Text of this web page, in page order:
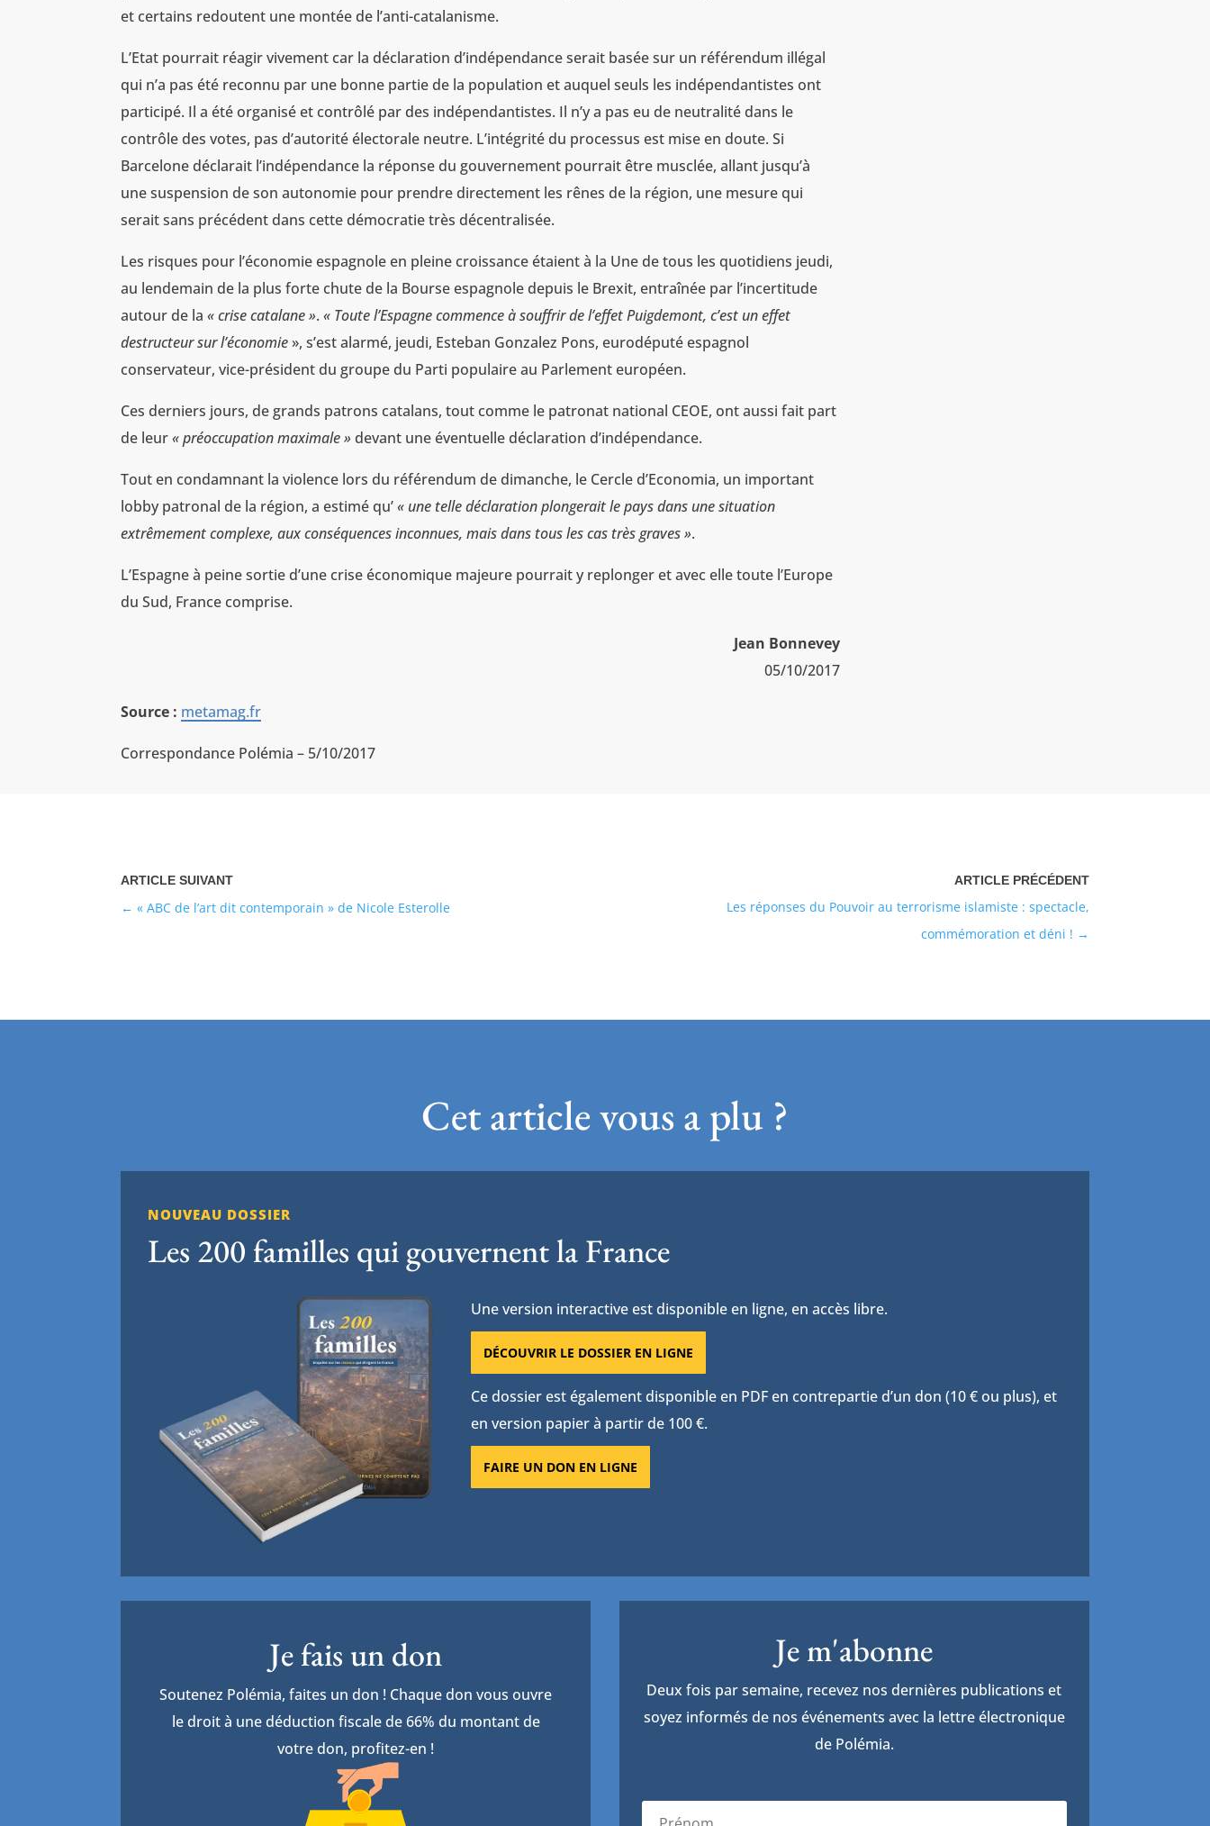
et certains redoutent une montée de l’anti-catalanisme.
L’Etat pourrait réagir vivement car la déclaration d’indépendance serait basée sur un référendum illégal
qui n’a pas été reconnu par une bonne partie de la population et auquel seuls les indépendantistes ont
participé. Il a été organisé et contrôlé par des indépendantistes. Il n’y a pas eu de neutralité dans le
contrôle des votes, pas d’autorité électorale neutre. L’intégrité du processus est mise en doute. Si
Barcelone déclarait l’indépendance la réponse du gouvernement pourrait être musclée, allant jusqu’à
une suspension de son autonomie pour prendre directement les rênes de la région, une mesure qui
serait sans précédent dans cette démocratie très décentralisée.
Les risques pour l’économie espagnole en pleine croissance étaient à la Une de tous les quotidiens jeudi,
au lendemain de la plus forte chute de la Bourse espagnole depuis le Brexit, entraînée par l’incertitude
autour de la« crise catalane ».« Toute l’Espagne commence à souffrir de l’effet Puigdemont, c’est un effet
destructeur sur l’économie», s’est alarmé, jeudi, Esteban Gonzalez Pons, eurodéputé espagnol
conservateur, vice-président du groupe du Parti populaire au Parlement européen.
Ces derniers jours, de grands patrons catalans, tout comme le patronat national CEOE, ont aussi fait part
de leur« préoccupation maximale » devant une éventuelle déclaration d’indépendance.
Tout en condamnant la violence lors du référendum de dimanche, le Cercle d’Economia, un important
lobby patronal de la région, a estimé qu’« une telle déclaration plongerait le pays dans une situation
extrêmement complexe, aux conséquences inconnues, mais dans tous les cas très graves ».
L’Espagne à peine sortie d’une crise économique majeure pourrait y replonger et avec elle toute l’Europe
du Sud, France comprise.
Jean Bonnevey
05/10/2017
Source : metamag.fr
Correspondance Polémia – 5/10/2017
Les réponses du Pouvoir au terrorisme islamiste : spectacle,
commémoration et déni !
« ABC de l’art dit contemporain » de Nicole Esterolle
Cet article vous a plu ?
NOUVEAU DOSSIER
Les 200 familles qui gouvernent la France
Une version interactive est disponible en ligne, en accès libre.
DÉCOUVRIR LE DOSSIER EN LIGNE
Ce dossier est également disponible en PDF en contrepartie d’un don (10 € ou plus), et
en version papier à partir de 100 €.
FAIRE UN DON EN LIGNE
Je fais un don
Soutenez Polémia, faites un don ! Chaque don vous ouvre
le droit à une déduction fiscale de 66% du montant de
votre don, profitez-en !
Je m'abonne
Deux fois par semaine, recevez nos dernières publications et
soyez informés de nos événements avec la lettre électronique
de Polémia.